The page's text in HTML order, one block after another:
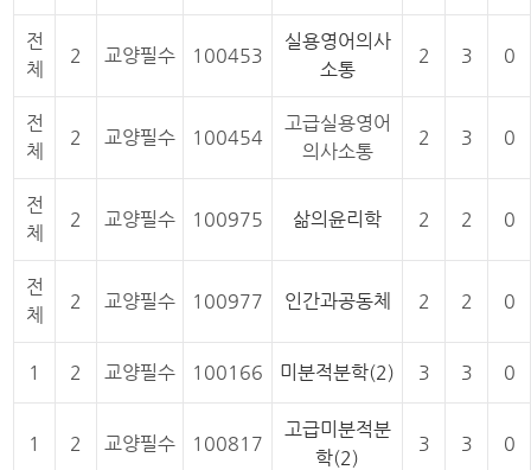
전
체
2 교양필수 100453
실용영어의사
소통
2 3 0
전
체
2 교양필수 100454
고급실용영어
의사소통
2 3 0
전
체
2 교양필수 100975 삶의윤리학 2 2 0
전
체
2 교양필수 100977 인간과공동체 2 2 0
1 2 교양필수 100166 미분적분학(2) 3 3 0
1 2 교양필수 100817
고급미분적분
학(2)
3 3 0